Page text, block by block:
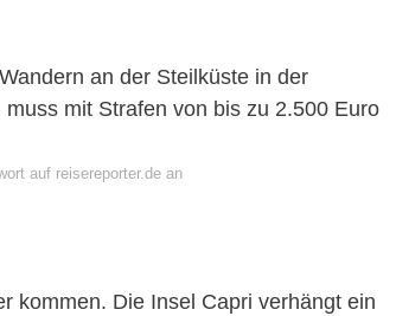
an der Steilküste in der
mit Strafen von bis zu 2.500 Euro
auf reisereporter.de an
kommen. Die Insel Capri verhängt ein